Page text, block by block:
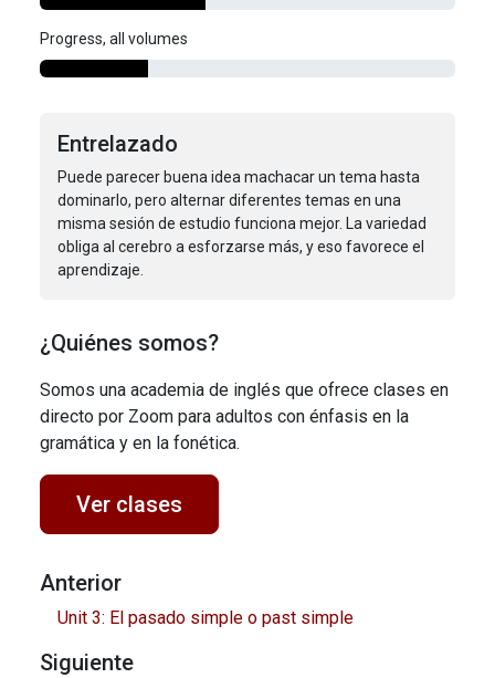
Progress, all volumes
Entrelazado
Puede parecer buena idea machacar un tema hasta
dominarlo, pero alternar diferentes temas en una
misma sesión de estudio funciona mejor. La variedad
obliga al cerebro a esforzarse más, y eso favorece el
aprendizaje.
¿Quiénes somos?
Somos una academia de inglés que ofrece clases en
directo por Zoom para adultos con énfasis en la
gramática y en la fonética.
Ver clases
Anterior
Unit 3: El pasado simple o past simple
Siguiente